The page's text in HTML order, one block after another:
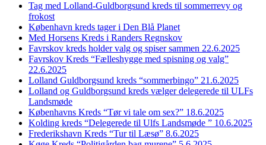
Tag med Lolland-Guldborgsund kreds til sommerrevy og
frokost
København kreds tager i Den Blå Planet
Med Horsens Kreds i Randers Regnskov
Favrskov kreds holder valg og spiser sammen 22.6.2025
Favrskov Kreds “Fælleshygge med spisning og valg”
22.6.2025
Lolland Guldborgsund kreds “sommerbingo” 21.6.2025
Lolland og Guldborgsund kreds vælger delegerede til ULFs
Landsmøde
Københavns Kreds “Tør vi tale om sex?” 18.6.2025
Kolding kreds “Delegerede til Ulfs Landsmøde ” 10.6.2025
Frederikshavn Kreds “Tur til Læsø” 8.6.2025